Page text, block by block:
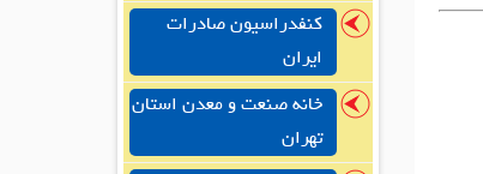
کنفدراسیون صادرات
ایران
خانه صنعت و معدن استان
تهران